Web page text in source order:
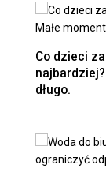
Co dzieci
długo.